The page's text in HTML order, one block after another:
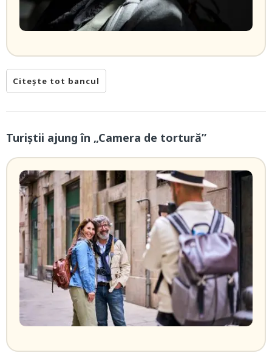
Citește tot bancul
Turiștii ajung în „Camera de tortură”